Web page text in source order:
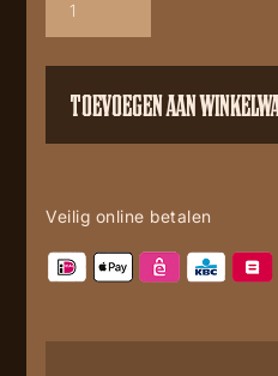
aantal
TOEVOEGEN AAN
Veilig online betalen